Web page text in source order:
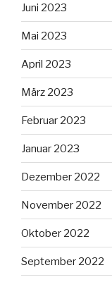
Juni 2023
Mai 2023
April 2023
März 2023
Februar 2023
Januar 2023
Dezember 2022
November 2022
Oktober 2022
September 2022